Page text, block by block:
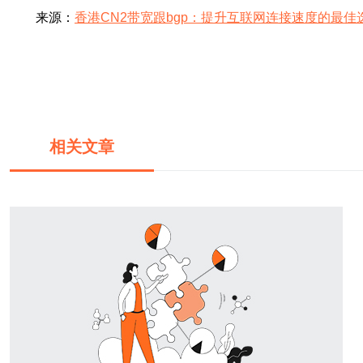
来源： 香港CN2带宽跟bgp：提升互联网连接速度的最佳
相关文章